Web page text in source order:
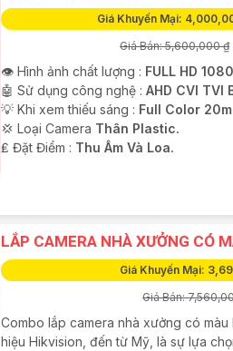
Giá Khuyến Mại:
Giá Bán: 5,600,000 ₫
👁 Hình ảnh chất lượng : FULL HD
🤖️ Sử dụng công nghệ : AHD CVI TVI
💡 Khi xem thiếu sáng : Full Color
💢 Loại Camera Thân Plastic.
️₤ Đặt Điểm : Thu Âm Và Loa.
LẮP CAMERA NHÀ XƯỞNG CÓ
Giá Khuyến Mại:
Giá Bán:
Combo lắp camera nhà xưởng có
hiệu Hikvision, đến từ Mỹ, là sự lựa